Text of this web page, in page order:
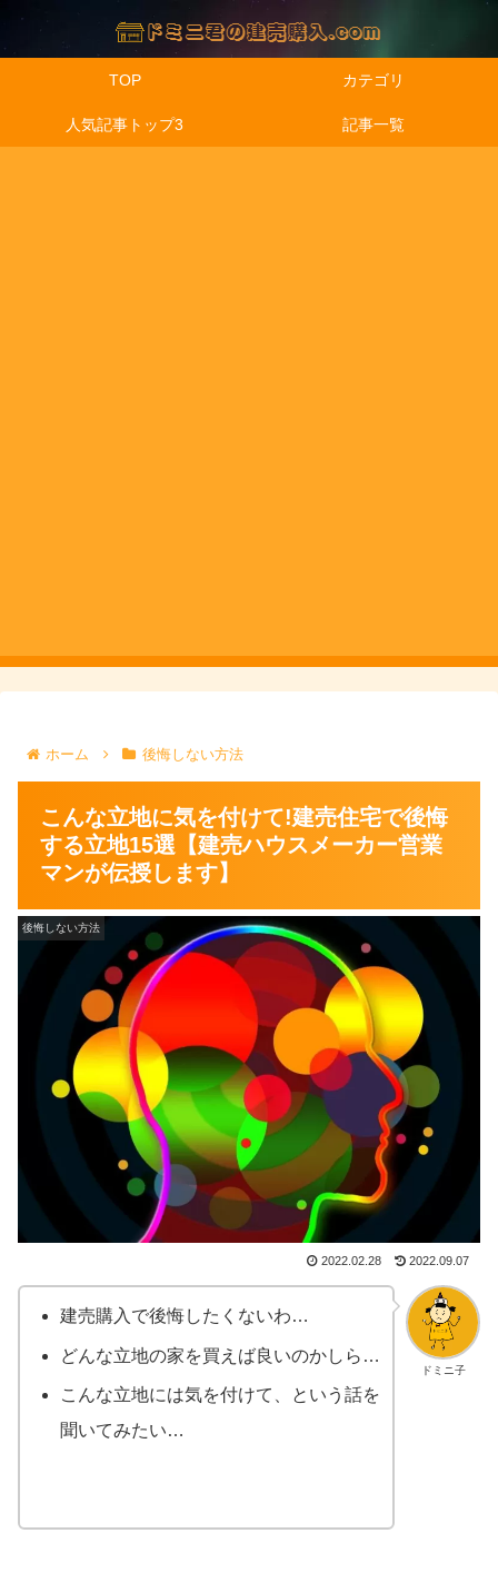
TOP カテゴリ
人気記事トップ3 記事一覧
ホーム 後悔しない方法
こんな立地に気を付けて!建売住宅で後悔
する立地15選【建売ハウスメーカー営業
マンが伝授します】
後悔しない方法
2022.02.28 2022.09.07
ドミニ子
建売購入で後悔したくないわ…
どんな立地の家を買えば良いのかしら…
こんな立地には気を付けて、という話を
聞いてみたい…